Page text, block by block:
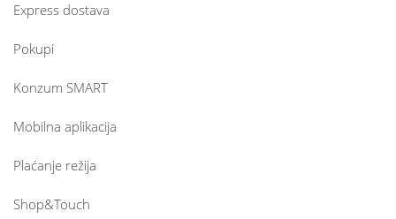
Express dostava
Pokupi
Konzum SMART
Mobilna aplikacija
Plaćanje režija
Shop&Touch